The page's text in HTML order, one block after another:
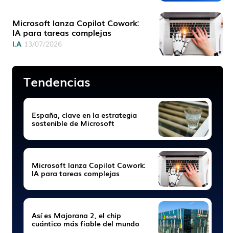
Microsoft lanza Copilot Cowork:
IA para tareas complejas
I.A 13/07/2026
Tendencias
España, clave en la estrategia
sostenible de Microsoft
Microsoft lanza Copilot Cowork:
IA para tareas complejas
Así es Majorana 2, el chip
cuántico más fiable del mundo